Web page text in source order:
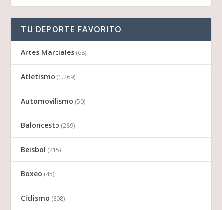
TU DEPORTE FAVORITO
Artes Marciales (68)
Atletismo (1.269)
Automovilismo (50)
Baloncesto (289)
Beisbol (215)
Boxeo (45)
Ciclismo (808)